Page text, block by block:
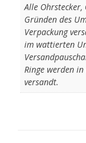
Alle
Gründen des
Verpackung
im wattierten
Ringe werden
versandt.